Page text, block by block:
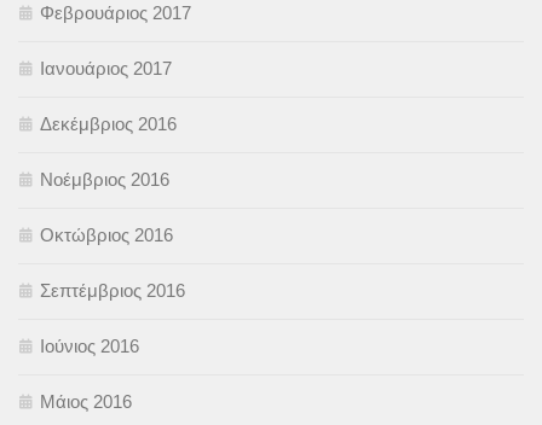
Φεβρουάριος 2017
Ιανουάριος 2017
Δεκέμβριος 2016
Νοέμβριος 2016
Οκτώβριος 2016
Σεπτέμβριος 2016
Ιούνιος 2016
Μάιος 2016